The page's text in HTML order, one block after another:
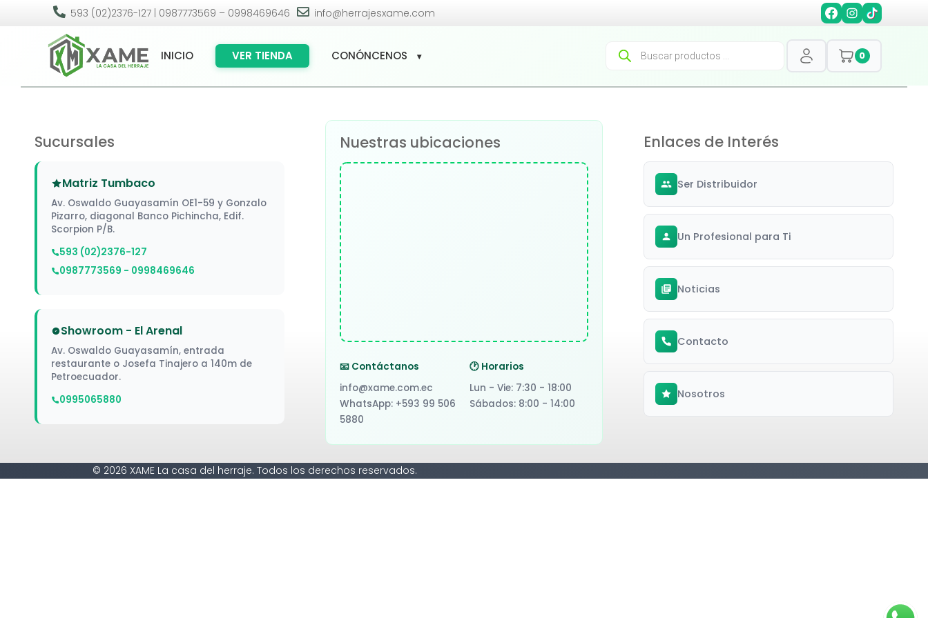
 593 (02)2376-127 | 0987773569 – 0998469646  info@herrajesxame.com
INICIO VER TIENDA CONÓNCENOS
Búsqueda
productos
0
Sucursales
Matriz Tumbaco
Av. Oswaldo Guayasamín OE1-59 y Gonzalo
Pizarro, diagonal Banco Pichincha, Edif.
Scorpion P/B.
593 (02)2376-127
0987773569 - 0998469646
Showroom - El Arenal
Av. Oswaldo Guayasamín, entrada
restaurante o Josefa Tinajero a 140m de
Petroecuador.
0995065880
Nuestras ubicaciones
📧 Contáctanos
info@xame.com.ec
WhatsApp: +593 99 506
5880
🕐 Horarios
Lun - Vie: 7:30 - 18:00
Sábados: 8:00 - 14:00
Enlaces de Interés
Ser Distribuidor
Un Profesional para Ti
Noticias
Contacto
Nosotros
© 2026 XAME La casa del herraje. Todos los derechos reservados.